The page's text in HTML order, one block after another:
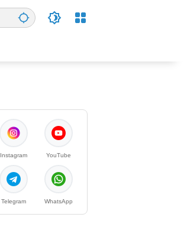
Instagram YouTube
Telegram WhatsApp